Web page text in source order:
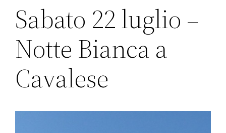
Sabato 22 luglio –
Notte Bianca a
Cavalese